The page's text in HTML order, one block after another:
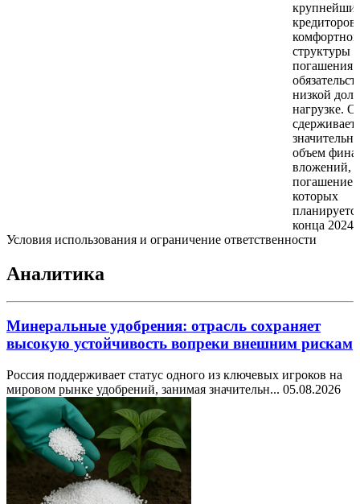
кредиторов
комфортной
структуры
погашения
низкой
нагрузке.
сдерживает
объем
вложений,
погашение
которых
конца 2024
Условия использования и ограничение ответственности
Аналитика
Минеральные удобрения: отрасль сохраняет
высокую устойчивость вопреки внешним рискам
Россия поддерживает статус одного из ключевых игроков на
мировом рынке удобрений, занимая значительн... 05.08.2026